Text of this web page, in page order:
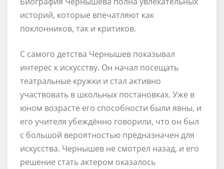
историй, которые впечатляют как
поклонников, так и критиков.
С самого детства Чернышев показывал
интерес к искусству. Он начал посещать
театральные кружки и стал активно
участвовать в школьных постановках. Уже в
юном возрасте его способности были явны, и
его учителя убеждённо говорили, что он был
с большой вероятностью предназначен для
искусства. Чернышев не смотрел назад, и его
решение стать актером оказалось